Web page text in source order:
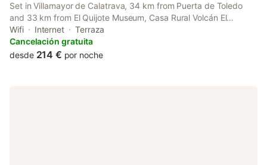
Set in Villamayor de Calatrava, 34 km from Puerta de Toledo
and 33 km from El Quijote Museum, Casa Rural Volcán El
Morrón. Villamayor de Cva. Offers air-conditioned
accommodation with a balcony and free WiFi.
Wifi Internet
Terraza
Cancelación gratuita
desde 214 € por noche